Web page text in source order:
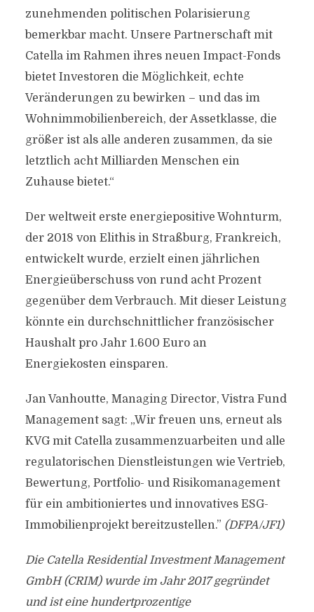
zunehmenden politischen Polarisierung
bemerkbar macht. Unsere Partnerschaft mit
Catella im Rahmen ihres neuen Impact-Fonds
bietet Investoren die Möglichkeit, echte
Veränderungen zu bewirken – und das im
Wohnimmobilienbereich, der Assetklasse, die
größer ist als alle anderen zusammen, da sie
letztlich acht Milliarden Menschen ein
Zuhause bietet.“
Der weltweit erste energiepositive Wohnturm,
der 2018 von Elithis in Straßburg, Frankreich,
entwickelt wurde, erzielt einen jährlichen
Energieüberschuss von rund acht Prozent
gegenüber dem Verbrauch. Mit dieser Leistung
könnte ein durchschnittlicher französischer
Haushalt pro Jahr 1.600 Euro an
Energiekosten einsparen.
Jan Vanhoutte, Managing Director, Vistra Fund
Management sagt: „Wir freuen uns, erneut als
KVG mit Catella zusammenzuarbeiten und alle
regulatorischen Dienstleistungen wie Vertrieb,
Bewertung, Portfolio- und Risikomanagement
für ein ambitioniertes und innovatives ESG-
Immobilienprojekt bereitzustellen.” (DFPA/JF1)
Die Catella Residential Investment Management
GmbH (CRIM) wurde im Jahr 2017 gegründet
und ist eine hundertprozentige